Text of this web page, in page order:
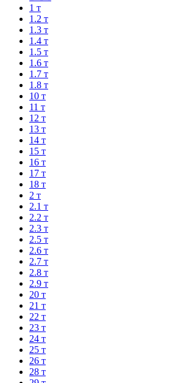
1 т
1.2 т
1.3 т
1.4 т
1.5 т
1.6 т
1.7 т
1.8 т
10 т
11 т
12 т
13 т
14 т
15 т
16 т
17 т
18 т
2 т
2.1 т
2.2 т
2.3 т
2.5 т
2.6 т
2.7 т
2.8 т
2.9 т
20 т
21 т
22 т
23 т
24 т
25 т
26 т
28 т